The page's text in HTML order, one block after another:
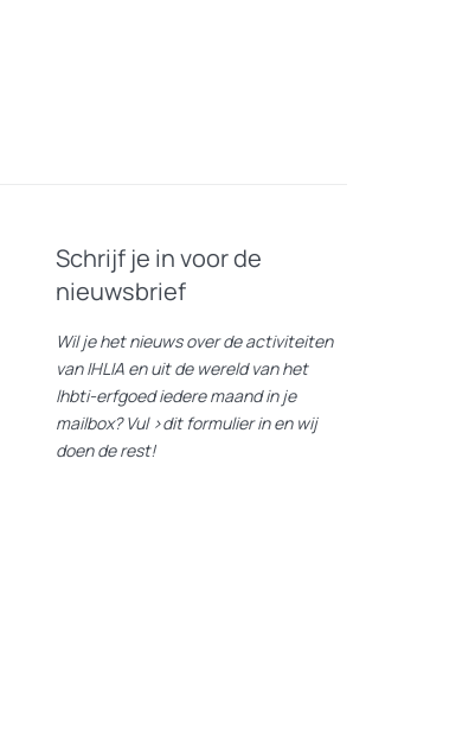
Schrijf je in voor de
nieuwsbrief
Wil je het nieuws over de activiteiten
van IHLIA en uit de wereld van het
lhbti-erfgoed iedere maand in je
mailbox? Vul >dit formulierin en wij
doen de rest!